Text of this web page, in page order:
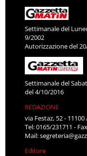
Settimanale del
9/2002
Autorizzazione del
Settimanale del
del 4/10/2016
REDAZIONE
via Festaz, 52 - 11100
Tel: 0165/231711 -
Mail:
Editore